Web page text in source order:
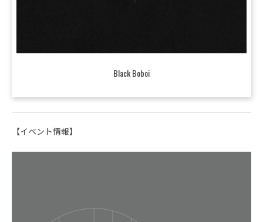
Black Boboi
【イベント情報】